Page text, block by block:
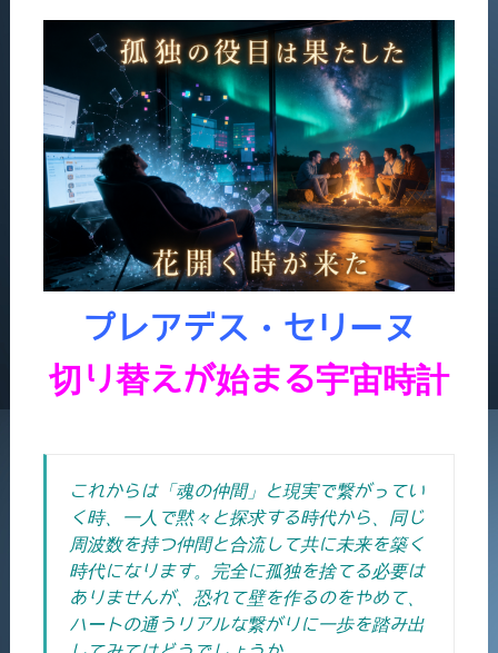
プレアデス・セリーヌ
切り替えが始まる宇宙時計
これからは「魂の仲間」と現実で繋がってい
く時、一人で黙々と探求する時代から、同じ
周波数を持つ仲間と合流して共に未来を築く
時代になります。完全に孤独を捨てる必要は
ありませんが、恐れて壁を作るのをやめて、
ハートの通うリアルな繋がりに一歩を踏み出